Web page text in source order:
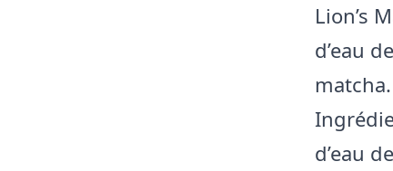
Lion’s
d’eau
matcha.
d’eau